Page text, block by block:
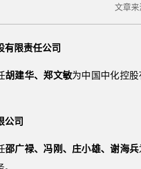
文章
有限责任公司
胡建华、郑文敏为中国中化控
公司
邵广禄、冯刚、庄小雄、谢海兵